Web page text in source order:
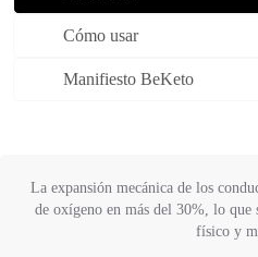
Cómo usar
Manifiesto BeKeto
La expansión mecánica de los
de oxígeno en más del 30%, lo
físico y